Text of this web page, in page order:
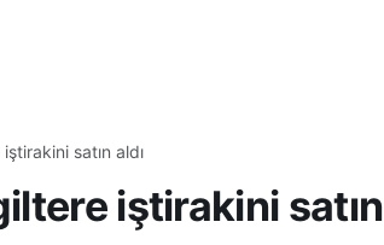
satın aldı
iştirakini satın